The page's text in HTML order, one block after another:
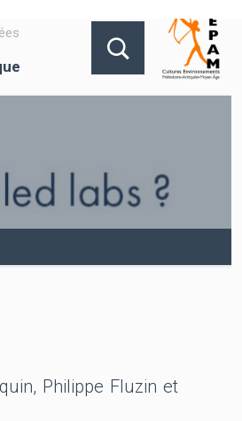
Philippe Fluzin et